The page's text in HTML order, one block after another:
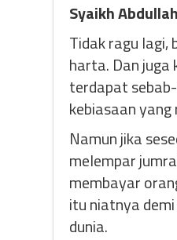
Syaikh
Tidak ragu lagi,
harta. Dan juga
terdapat
kebiasaan
Namun jika
melempar
membayar
itu niatnya
dunia.